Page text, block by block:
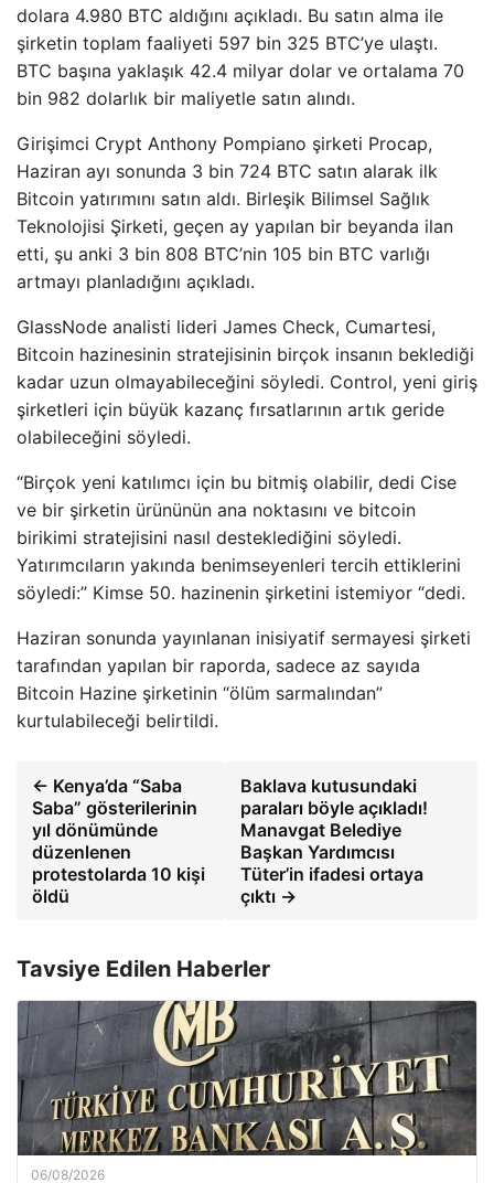
dolara 4.980 BTC aldığını açıkladı. Bu satın alma ile
şirketin toplam faaliyeti 597 bin 325 BTC’ye ulaştı.
BTC başına yaklaşık 42.4 milyar dolar ve ortalama 70
bin 982 dolarlık bir maliyetle satın alındı.
Girişimci Crypt Anthony Pompiano şirketi Procap,
Haziran ayı sonunda 3 bin 724 BTC satın alarak ilk
Bitcoin yatırımını satın aldı. Birleşik Bilimsel Sağlık
Teknolojisi Şirketi, geçen ay yapılan bir beyanda ilan
etti, şu anki 3 bin 808 BTC’nin 105 bin BTC varlığı
artmayı planladığını açıkladı.
GlassNode analisti lideri James Check, Cumartesi,
Bitcoin hazinesinin stratejisinin birçok insanın beklediği
kadar uzun olmayabileceğini söyledi. Control, yeni giriş
şirketleri için büyük kazanç fırsatlarının artık geride
olabileceğini söyledi.
“Birçok yeni katılımcı için bu bitmiş olabilir, dedi Cise
ve bir şirketin ürününün ana noktasını ve bitcoin
birikimi stratejisini nasıl desteklediğini söyledi.
Yatırımcıların yakında benimseyenleri tercih ettiklerini
söyledi:” Kimse 50. hazinenin şirketini istemiyor “dedi.
Haziran sonunda yayınlanan inisiyatif sermayesi şirketi
tarafından yapılan bir raporda, sadece az sayıda
Bitcoin Hazine şirketinin “ölüm sarmalından”
kurtulabileceği belirtildi.
← Kenya’da “Saba
Saba” gösterilerinin
yıl dönümünde
düzenlenen
protestolarda 10 kişi
öldü
Baklava kutusundaki
paraları böyle açıkladı!
Manavgat Belediye
Başkan Yardımcısı
Tüter’in ifadesi ortaya
çıktı →
Tavsiye Edilen Haberler
06/08/2026